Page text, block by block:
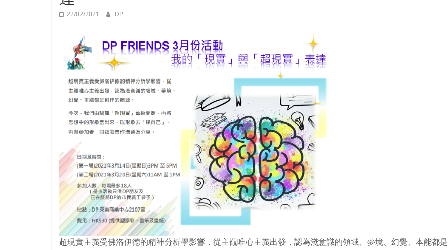
22/02/2021 DP
超現實主義受佛洛伊德的精神分析學影響，從主觀唯心主義出發，認為淺意識的領域、夢境、幻覺、本能都是